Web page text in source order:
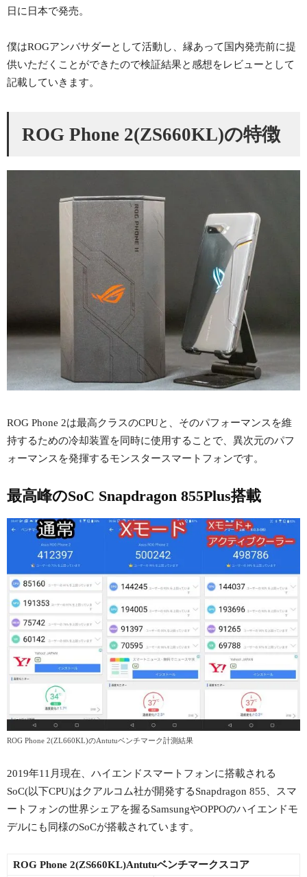
日に日本で発売。
僕はROGアンバサダーとして活動し、縁あって国内発売前に提
供いただくことができたので検証結果と感想をレビューとして
記載していきます。
ROG Phone 2(ZS660KL)の特徴
ROG Phone 2は最高クラスのCPUと、そのパフォーマンスを維
持するための冷却装置を同時に使用することで、異次元のパフ
ォーマンスを発揮するモンスタースマートフォンです。
最高峰のSoC Snapdragon 855Plus搭載
ROG Phone 2(ZL660KL)のAntutuベンチマーク計測結果
2019年11月現在、ハイエンドスマートフォンに搭載される
SoC(以下CPU)はクアルコム社が開発するSnapdragon 855、スマ
ートフォンの世界シェアを握るSamsungやOPPOのハイエンドモ
デルにも同様のSoCが搭載されています。
ROG Phone 2(ZS660KL)Antutuベンチマークスコア